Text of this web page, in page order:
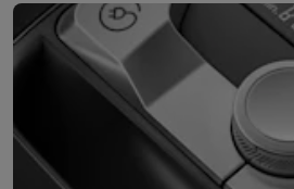
Petits appareils de cuisine
Petits appareils de cuisine avec
Grands appareils de cuisine
Lave-vaisselle avec des éco-chèques
Climatiseurs
Climatiseurs avec des éco-chèques
TV & audio